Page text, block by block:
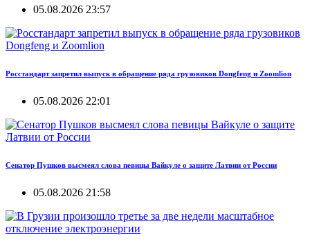
05.08.2026 23:57
Росстандарт запретил выпуск в обращение ряда грузовиков Dongfeng и Zoomlion
05.08.2026 22:01
Сенатор Пушков высмеял слова певицы Вайкуле о защите Латвии от России
05.08.2026 21:58